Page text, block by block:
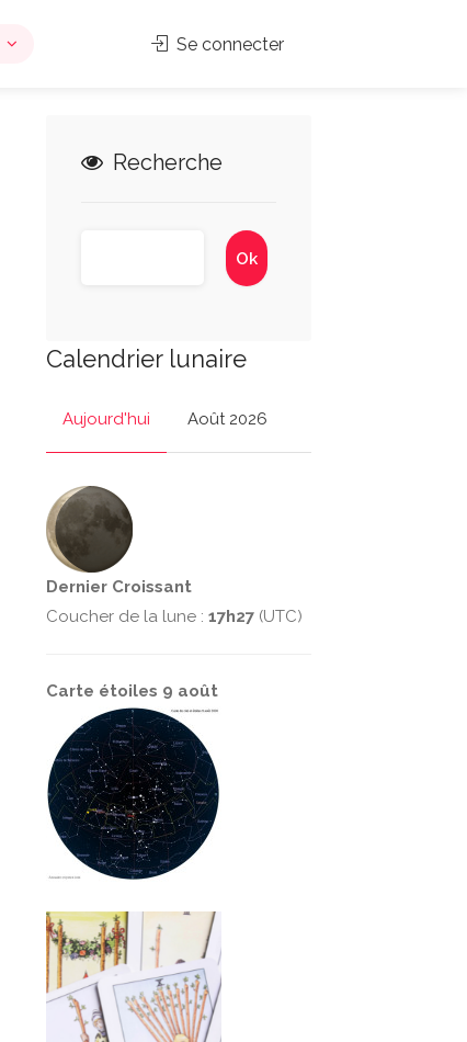
Se connecter
Recherche
Calendrier lunaire
Aujourd'hui Août 2026
Dernier Croissant
Coucher de la lune : 17h27(UTC)
Carte étoiles 9 août